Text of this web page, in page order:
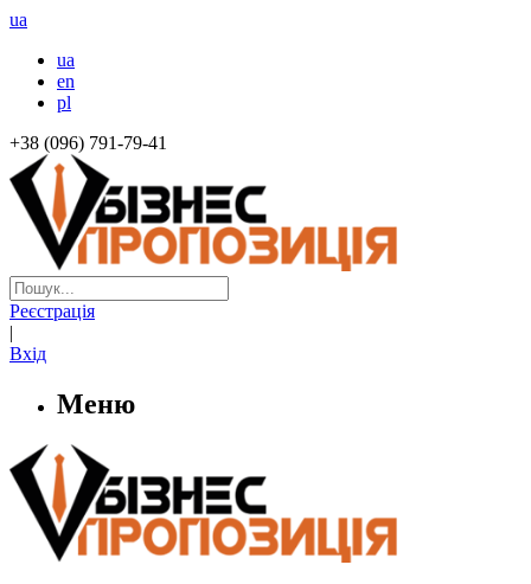
ua
ua
en
pl
+38 (096) 791-79-41
Реєстрація
|
Вхід
Меню